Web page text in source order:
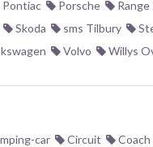
Pontiac
Porsche Range
Skoda
sms Tilbury
Volvo Willys
car Circuit Coach